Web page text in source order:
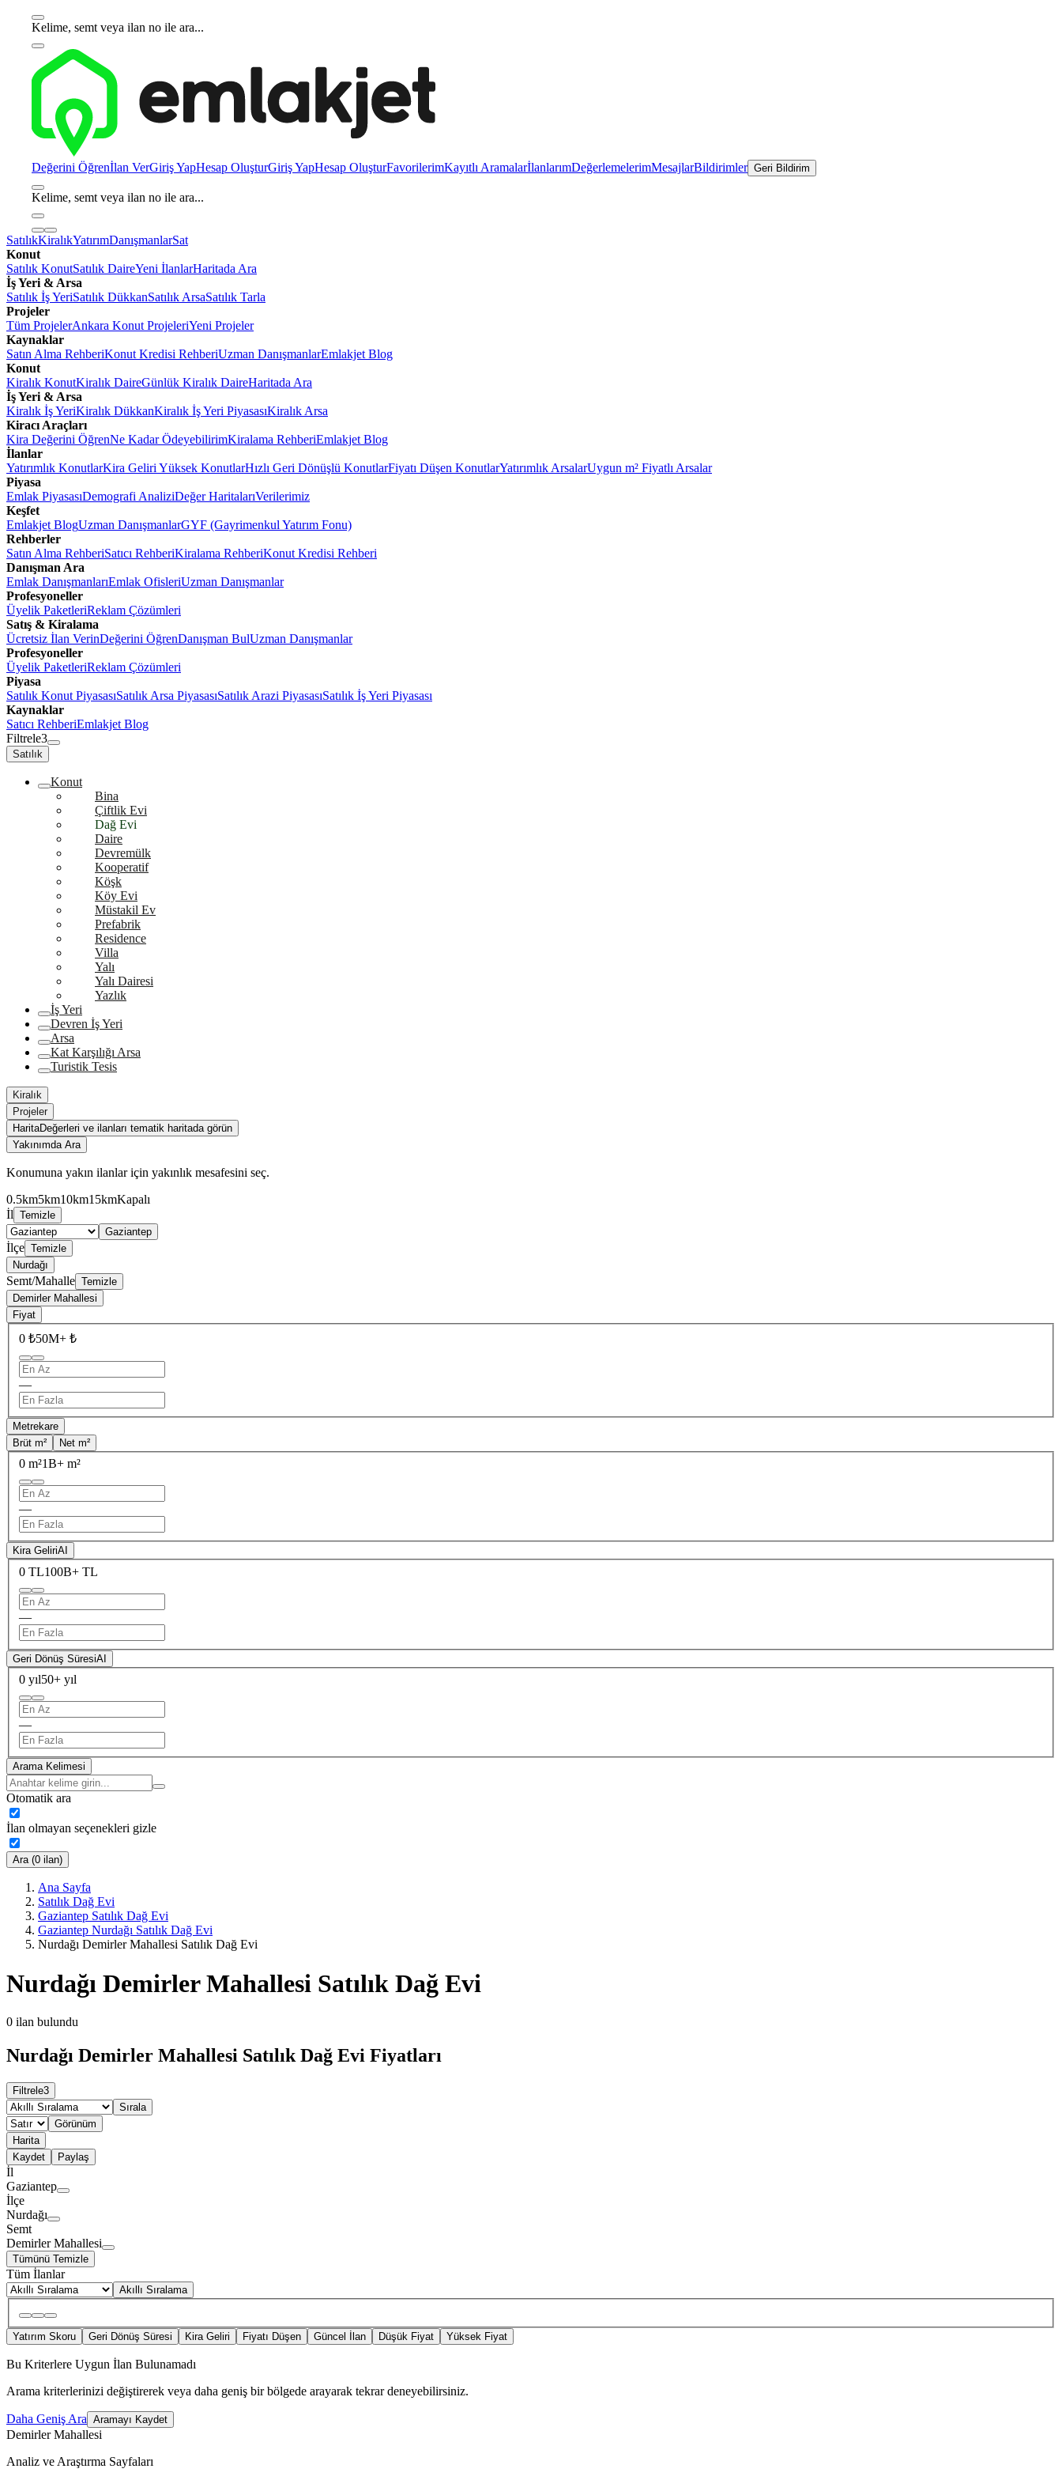
Kelime, semt veya ilan no ile ara...
Değerini Öğrenİlan VerGiriş YapHesap OluşturGiriş YapHesap OluşturFavorilerimKayıtlı AramalarİlanlarımDeğerlemelerimMesajlarBildirimler Geri Bildirim
Kelime, semt veya ilan no ile ara...
SatılıkKiralıkYatırımDanışmanlarSat
Konut
Satılık KonutSatılık DaireYeni İlanlarHaritada Ara
İş Yeri & Arsa
Satılık İş YeriSatılık DükkanSatılık ArsaSatılık Tarla
Projeler
Tüm ProjelerAnkara Konut ProjeleriYeni Projeler
Kaynaklar
Satın Alma RehberiKonut Kredisi RehberiUzman DanışmanlarEmlakjet Blog
Konut
Kiralık KonutKiralık DaireGünlük Kiralık DaireHaritada Ara
İş Yeri & Arsa
Kiralık İş YeriKiralık DükkanKiralık İş Yeri PiyasasıKiralık Arsa
Kiracı Araçları
Kira Değerini ÖğrenNe Kadar ÖdeyebilirimKiralama RehberiEmlakjet Blog
İlanlar
Yatırımlık KonutlarKira Geliri Yüksek KonutlarHızlı Geri Dönüşlü KonutlarFiyatı Düşen KonutlarYatırımlık ArsalarUygun m² Fiyatlı Arsalar
Piyasa
Emlak PiyasasıDemografi AnaliziDeğer HaritalarıVerilerimiz
Keşfet
Emlakjet BlogUzman DanışmanlarGYF (Gayrimenkul Yatırım Fonu)
Rehberler
Satın Alma RehberiSatıcı RehberiKiralama RehberiKonut Kredisi Rehberi
Danışman Ara
Emlak DanışmanlarıEmlak OfisleriUzman Danışmanlar
Profesyoneller
Üyelik PaketleriReklam Çözümleri
Satış & Kiralama
Ücretsiz İlan VerinDeğerini ÖğrenDanışman BulUzman Danışmanlar
Profesyoneller
Üyelik PaketleriReklam Çözümleri
Piyasa
Satılık Konut PiyasasıSatılık Arsa PiyasasıSatılık Arazi PiyasasıSatılık İş Yeri Piyasası
Kaynaklar
Satıcı RehberiEmlakjet Blog
Filtrele3
Satılık
Konut
Bina
Çiftlik Evi
Dağ Evi
Daire
Devremülk
Kooperatif
Köşk
Köy Evi
Müstakil Ev
Prefabrik
Residence
Villa
Yalı
Yalı Dairesi
Yazlık
İş Yeri
Devren İş Yeri
Arsa
Kat Karşılığı Arsa
Turistik Tesis
Kiralık
Projeler
HaritaDeğerleri ve ilanları tematik haritada görün
Yakınımda Ara
Konumuna yakın ilanlar için yakınlık mesafesini seç.
0.5km5km10km15kmKapalı
İl Temizle
Gaziantep
İlçe Temizle
Nurdağı
Semt/Mahalle Temizle
Demirler Mahallesi
Fiyat
0 ₺50M+ ₺
—
Metrekare
Brüt m²
Net m²
0 m²1B+ m²
—
Kira GeliriAI
0 TL100B+ TL
—
Geri Dönüş SüresiAI
0 yıl50+ yıl
—
Arama Kelimesi
Otomatik ara
İlan olmayan seçenekleri gizle
Ara (0 ilan)
Ana Sayfa
Satılık Dağ Evi
Gaziantep Satılık Dağ Evi
Gaziantep Nurdağı Satılık Dağ Evi
Nurdağı Demirler Mahallesi Satılık Dağ Evi
Nurdağı Demirler Mahallesi Satılık Dağ Evi
0 ilan bulundu
Nurdağı Demirler Mahallesi Satılık Dağ Evi Fiyatları
Filtrele3
Sırala
Görünüm
Harita
Kaydet
Paylaş
İl
Gaziantep
İlçe
Nurdağı
Semt
Demirler Mahallesi
Tümünü Temizle
Tüm İlanlar
Akıllı Sıralama
Yatırım Skoru Geri Dönüş Süresi Kira Geliri Fiyatı Düşen Güncel İlan Düşük Fiyat Yüksek Fiyat
Bu Kriterlere Uygun İlan Bulunamadı
Arama kriterlerinizi değiştirerek veya daha geniş bir bölgede arayarak tekrar deneyebilirsiniz.
Daha Geniş Ara Aramayı Kaydet
Demirler Mahallesi
Analiz ve Araştırma Sayfaları